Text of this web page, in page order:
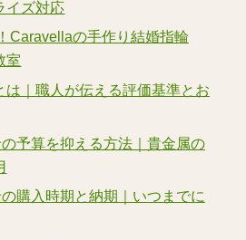
イズ対応
Caravellaの手作り結婚指輪
室
は｜職人が伝える評価基準とお
予算を抑える方法｜貴金属の
購入時期と納期｜いつまでに